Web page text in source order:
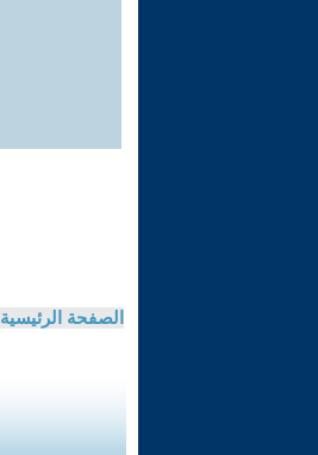
الصفحة الرئيسية